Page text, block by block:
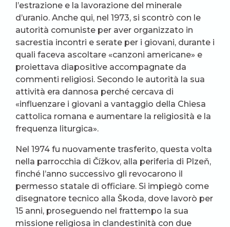
l’estrazione e la lavorazione del minerale
d’uranio. Anche qui, nel 1973, si scontrò con le
autorità comuniste per aver organizzato in
sacrestia incontri e serate per i giovani, durante i
quali faceva ascoltare «canzoni americane» e
proiettava diapositive accompagnate da
commenti religiosi. Secondo le autorità la sua
attività era dannosa perché cercava di
«influenzare i giovani a vantaggio della Chiesa
cattolica romana e aumentare la religiosità e la
frequenza liturgica».
Nel 1974 fu nuovamente trasferito, questa volta
nella parrocchia di Čížkov, alla periferia di Plzeň,
finché l’anno successivo gli revocarono il
permesso statale di officiare. Si impiegò come
disegnatore tecnico alla Škoda, dove lavorò per
15 anni, proseguendo nel frattempo la sua
missione religiosa in clandestinità con due